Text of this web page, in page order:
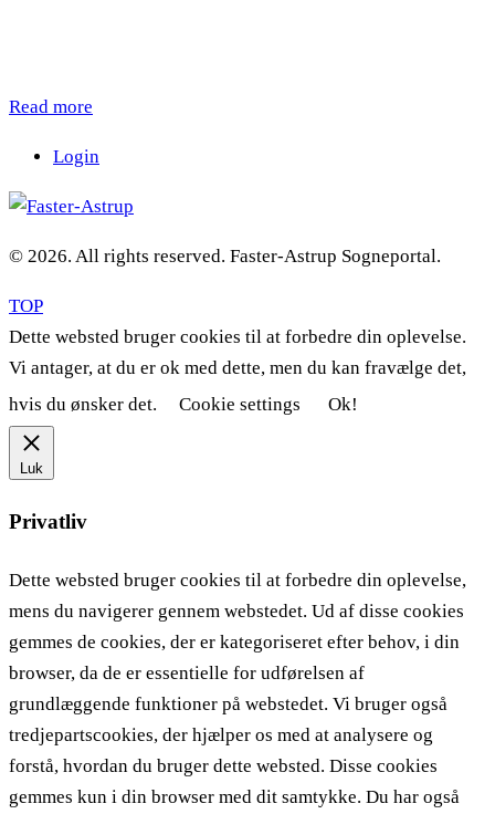
Read more
Login
© 2026. All rights reserved. Faster-Astrup Sogneportal.
TOP
Dette websted bruger cookies til at forbedre din oplevelse.
Vi antager, at du er ok med dette, men du kan fravælge det,
hvis du ønsker det.
Cookie settings Ok!
Luk
Privatliv
Dette websted bruger cookies til at forbedre din oplevelse,
mens du navigerer gennem webstedet. Ud af disse cookies
gemmes de cookies, der er kategoriseret efter behov, i din
browser, da de er essentielle for udførelsen af ​​
grundlæggende funktioner på webstedet. Vi bruger også
tredjepartscookies, der hjælper os med at analysere og
forstå, hvordan du bruger dette websted. Disse cookies
gemmes kun i din browser med dit samtykke. Du har også